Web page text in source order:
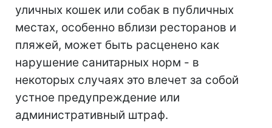
уличных кошек или собак в публичных
местах, особенно вблизи ресторанов и
пляжей, может быть расценено как
нарушение санитарных норм - в
некоторых случаях это влечет за собой
устное предупреждение или
административный штраф.